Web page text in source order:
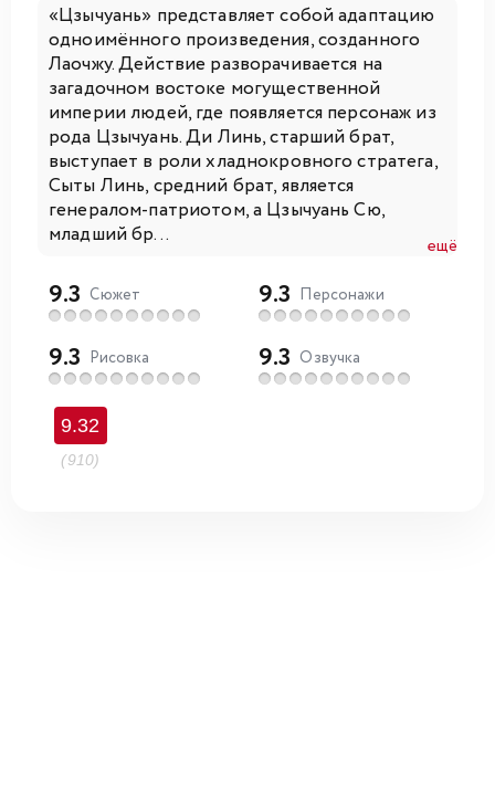
«Цзычуань» представляет собой адаптацию
одноимённого произведения, созданного
Лаочжу. Действие разворачивается на
загадочном востоке могущественной
империи людей, где появляется персонаж из
рода Цзычуань. Ди Линь, старший брат,
выступает в роли хладнокровного стратега,
Сыты Линь, средний брат, является
генералом-патриотом, а Цзычуань Сю,
младший бр...
ещё
9.3 Сюжет 9.3 Персонажи
9.3 Рисовка 9.3 Озвучка
9.32
(910)